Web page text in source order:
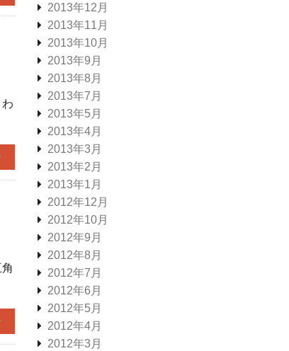
2013年12月
2013年11月
2013年10月
2013年9月
2013年8月
2013年7月
2013年5月
2013年4月
2013年3月
2013年2月
2013年1月
2012年12月
2012年10月
2012年9月
2012年8月
2012年7月
2012年6月
2012年5月
2012年4月
2012年3月